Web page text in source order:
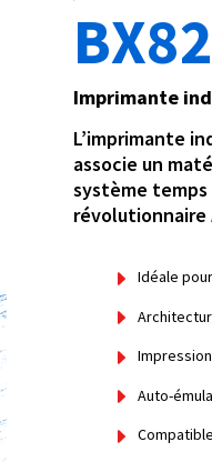
Imprimante
L’imprimante
associe un
système temps
révolutionnaire
Idéale
Auto-